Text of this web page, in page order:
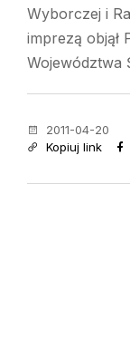
Wyborczej i
imprezą objął
Województwa
2011-04-20
Kopiuj link